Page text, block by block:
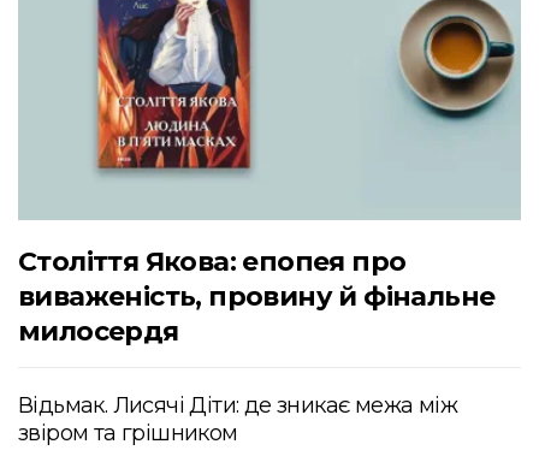
Століття Якова: епопея про
виваженість, провину й фінальне
милосердя
Відьмак. Лисячі Діти: де зникає межа між
звіром та грішником